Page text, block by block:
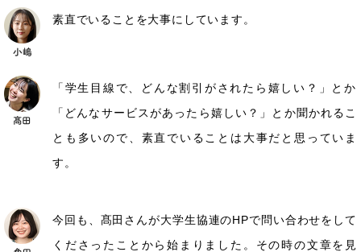
素直でいることを大事にしています。
「学生目線で、どんな割引がされたら嬉しい？」とか
「どんなサービスがあったら嬉しい？」とか聞かれるこ
とも多いので、素直でいることは大事だと思っていま
す。
今回も、髙田さんが大学生協連のHPで問い合わせをして
くださったことから始まりました。その時の文章を見